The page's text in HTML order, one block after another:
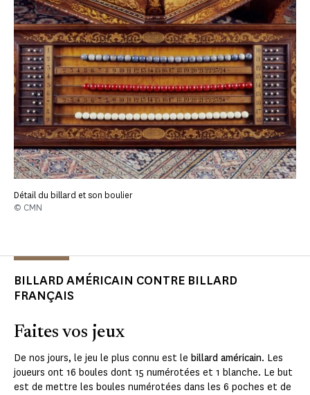
Détail du billard et son boulier
© CMN
BILLARD AMÉRICAIN CONTRE BILLARD
FRANÇAIS
Faites vos jeux
De nos jours, le jeu le plus connu est le billard américain. Les
joueurs ont 16 boules dont 15 numérotées et 1 blanche. Le but
est de mettre les boules numérotées dans les 6 poches et de